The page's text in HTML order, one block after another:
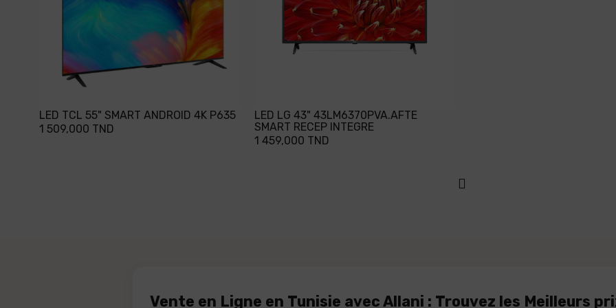
LED TCL 55" SMART ANDROID 4K P635
1 509,000 TND
LED LG 43" 43LM6370PVA.AFTE
SMART RECEP INTEGRE
1 459,000 TND
Vente en Ligne en Tunisie avec Allani : Trouvez les Meilleurs